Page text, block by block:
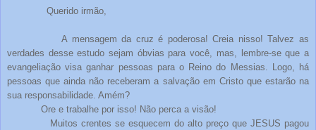
Querido irmão,
A mensagem da cruz é poderosa! Creia nisso! Talvez as
verdades desse estudo sejam óbvias para você, mas, lembre-se que a
evangeliação visa ganhar pessoas para o Reino do Messias. Logo, há
pessoas que ainda não receberam a salvação em Cristo que estarão na
sua responsabilidade. Amém?
Ore e trabalhe por isso! Não perca a visão!
Muitos crentes se esquecem do alto preço que JESUS pagou